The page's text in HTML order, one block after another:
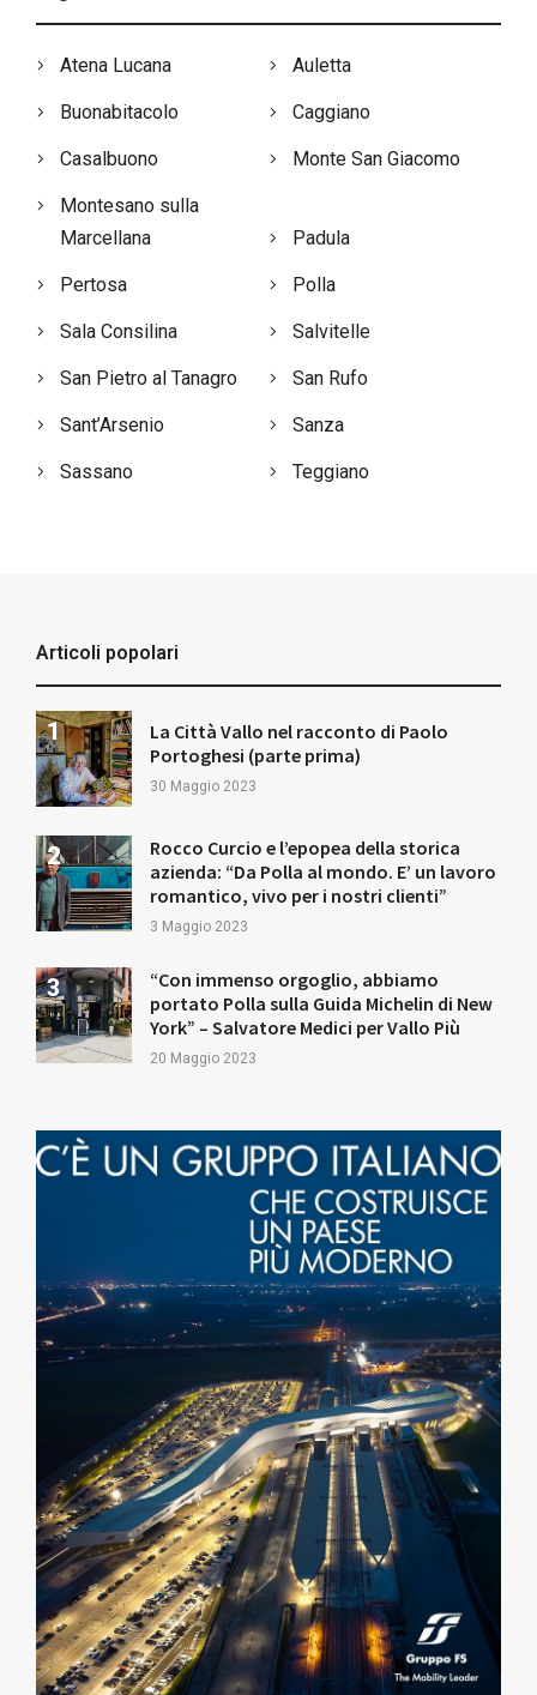
Atena Lucana Auletta
Buonabitacolo Caggiano
Casalbuono Monte San Giacomo
Montesano sulla
Marcellana
Padula
Pertosa Polla
Sala Consilina Salvitelle
San Pietro al Tanagro San Rufo
Sant’Arsenio Sanza
Sassano Teggiano
Articoli popolari
La Città Vallo nel racconto di Paolo
Portoghesi (parte prima)
30 Maggio 2023
Rocco Curcio e l’epopea della storica
azienda: “Da Polla al mondo. E’ un lavoro
romantico, vivo per i nostri clienti”
3 Maggio 2023
“Con immenso orgoglio, abbiamo
portato Polla sulla Guida Michelin di New
York” – Salvatore Medici per Vallo Più
20 Maggio 2023